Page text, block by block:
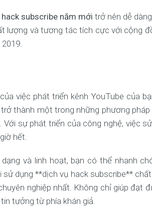
hack subscribe năm mới trở nên dễ
lượng và tương tác tích cực với cộng
việc phát triển kênh YouTube của
thành một trong những phương
sự phát triển của công nghệ, việc
hết.
và linh hoạt, bạn có thể nhanh
sử dụng **dịch vụ hack subscribe**
nghiệp nhất. Không chỉ giúp đạt
tưởng từ phía khán giả.